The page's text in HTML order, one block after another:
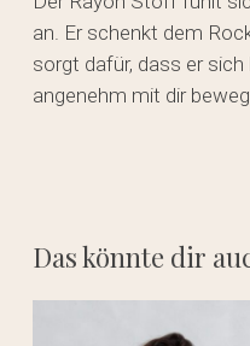
an. Er schenkt dem
sorgt dafür, dass er
angenehm mit dir
Das könnte dir